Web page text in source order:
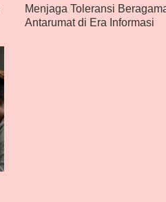
Menjaga Toleransi
Antarumat di Era Informasi